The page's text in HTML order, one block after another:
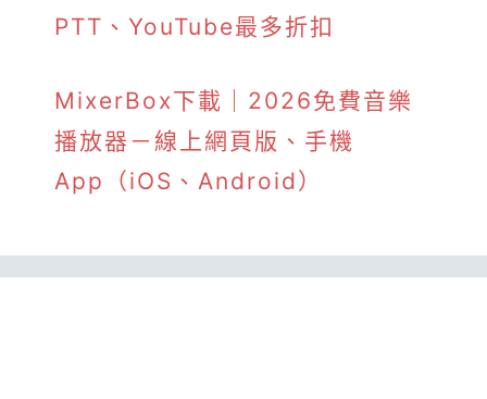
PTT、YouTube最多折扣
MixerBox下載｜2026免費音樂
播放器－線上網頁版、手機
App（iOS、Android）